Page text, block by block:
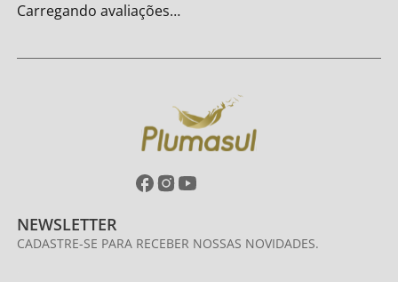
Carregando avaliações…
NEWSLETTER
CADASTRE-SE PARA RECEBER NOSSAS NOVIDADES.